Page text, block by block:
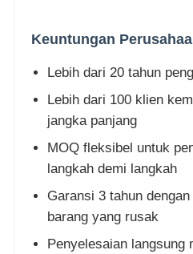
Layar Film Transparan LED
Tampilan LED Transparan
Layar LED Terbang Drone
Layar led holografik
Layar Grille LED
Keuntungan
Lebih dari 20 tahun
Lebih dari 100 klien
jangka panjang
MOQ fleksibel untuk
langkah demi langkah
Garansi 3 tahun
barang yang rusak
Penyelesaian langsung